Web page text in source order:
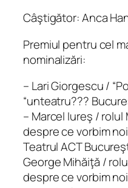
Câştigător: Anca
Premiul pentru cel
nominalizări:
– Lari Giorgescu /
“unteatru???
– Marcel Iureş / rolul
despre ce vorbim
Teatrul ACT
George Mihăiţă /
despre ce vorbim